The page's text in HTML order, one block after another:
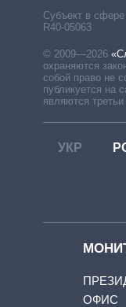
Субъект в
R40-05063
© 2009—2026
охраняются
собой право не
публикуется на
являются
УКР
ОФИС